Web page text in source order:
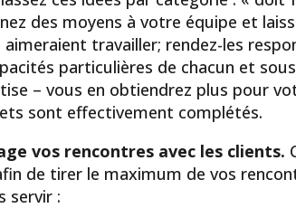
des moyens à votre équipe et
travailler; rendez-les
particulières de chacun et
– vous en obtiendrez plus pour
sont effectivement complétés.
vos rencontres avec les clients.
de tirer le maximum de vos
servir :